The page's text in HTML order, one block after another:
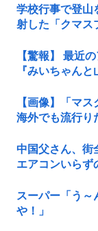
学校行事で登山
射した「クマス
【驚報】 最近
『みいちゃん
【画像】「マ
海外でも流行り
中国父さん、街
エアコンいらず
スーパー「う
や！」